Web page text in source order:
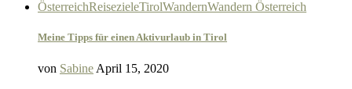
ÖsterreichReisezieleTirolWandernWandern Österreich
Meine Tipps für einen Aktivurlaub in Tirol
von Sabine April 15, 2020